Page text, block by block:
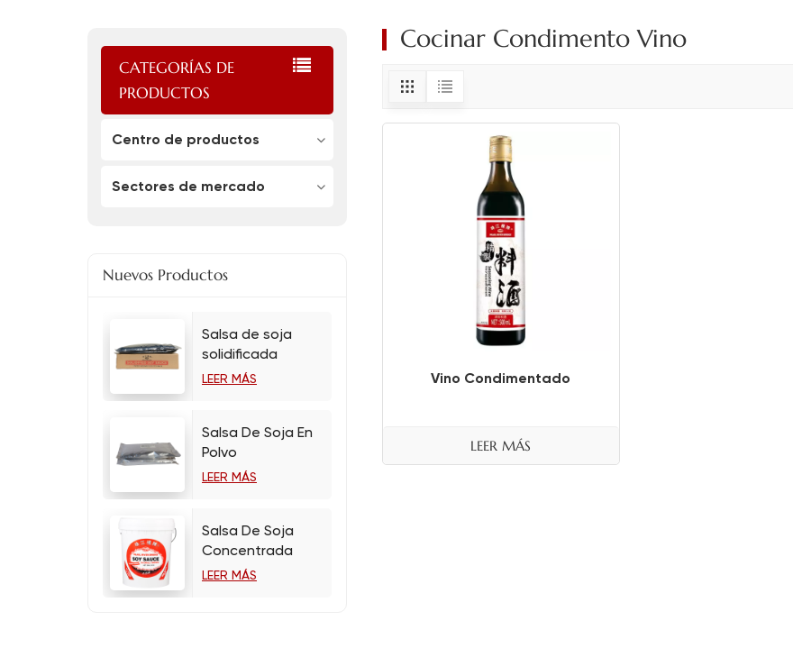
CATEGORÍAS DE
PRODUCTOS
Centro de productos
Sectores de mercado
Nuevos Productos
Salsa de soja
solidificada
LEER MÁS
Salsa De Soja En
Polvo
LEER MÁS
Salsa De Soja
Concentrada
LEER MÁS
Cocinar Condimento Vino
Vino Condimentado
LEER MÁS